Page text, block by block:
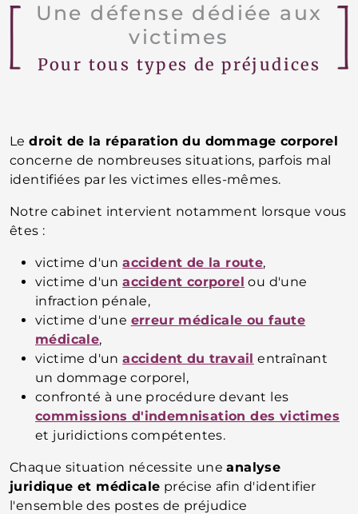
Une défense dédiée aux
victimes
Pour tous types de préjudices
Ledroit de la réparation du dommage corporel
concerne de nombreuses situations, parfois mal
identifiées par les victimes elles-mêmes.
Notre cabinet intervient notamment lorsque vous
êtes :
victime d'unaccident de la route,
victime d'unaccident corporel ou d'une
infraction pénale,
victime d'une erreur médicale ou faute
médicale,
victime d'unaccident du travail entraînant
un dommage corporel,
confronté à une procédure devant les
commissions d'indemnisation des victimes
et juridictions compétentes.
Chaque situation nécessite uneanalyse
juridique et médicale précise afin d'identifier
l'ensemble des postes de préjudice